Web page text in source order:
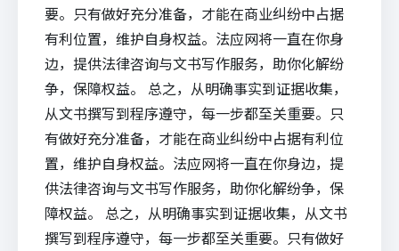
要。只有做好充分准备，才能在商业纠纷中占据
有利位置，维护自身权益。法应网将一直在你身
边，提供法律咨询与文书写作服务，助你化解纷
争，保障权益。 总之，从明确事实到证据收集，
从文书撰写到程序遵守，每一步都至关重要。只
有做好充分准备，才能在商业纠纷中占据有利位
置，维护自身权益。法应网将一直在你身边，提
供法律咨询与文书写作服务，助你化解纷争，保
障权益。 总之，从明确事实到证据收集，从文书
撰写到程序遵守，每一步都至关重要。只有做好